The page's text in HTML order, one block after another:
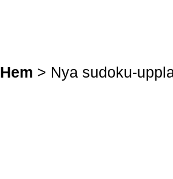
Hem > Nya sudoku-